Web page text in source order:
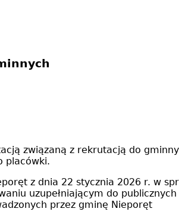
związaną z rekrutacją do
placówki.
z dnia 22 stycznia 2026 r. w
uzupełniającym do
przez gminę Nieporęt